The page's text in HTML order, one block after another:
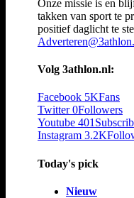
Onze missie is en
takken van sport te
positief daglicht te
Volg 3athlon.nl:
Facebook 5KFans
Twitter 0Followers
Youtube 401
Instagram 3.2K
Today's pick
Nieuw